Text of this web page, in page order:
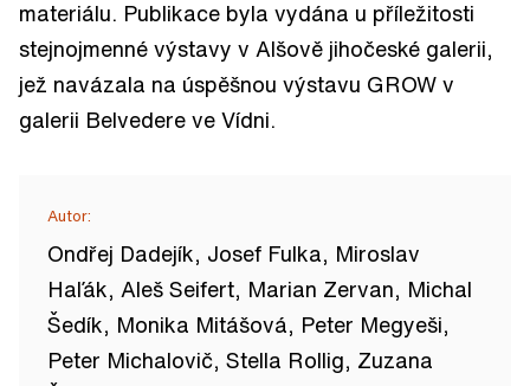
materiálu. Publikace byla vydána u příležitosti
stejnojmenné výstavy v Alšově jihočeské galerii,
jež navázala na úspěšnou výstavu GROW v
galerii Belvedere ve Vídni.
Autor:
Ondřej Dadejík, Josef Fulka, Miroslav
Haľák, Aleš Seifert, Marian Zervan, Michal
Šedík, Monika Mitášová, Peter Megyeši,
Peter Michalovič, Stella Rollig, Zuzana